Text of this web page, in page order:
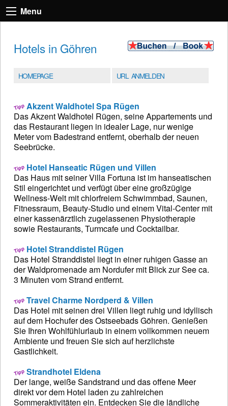
Menu
Hotels in Göhren
HOMEPAGE URL ANMELDEN
Akzent Waldhotel Spa Rügen
Das Akzent Waldhotel Rügen, seine Appartements und
das Restaurant liegen in idealer Lage, nur wenige
Meter vom Badestrand entfernt, oberhalb der neuen
Seebrücke.
Hotel Hanseatic Rügen und Villen
Das Haus mit seiner Villa Fortuna ist im hanseatischen
Stil eingerichtet und verfügt über eine großzügige
Wellness-Welt mit chlorfreiem Schwimmbad, Saunen,
Fitnessraum, Beauty-Studio und einem Vital-Center mit
einer kassenärztlich zugelassenen Physiotherapie
sowie Restaurants, Turmcafe und Cocktailbar.
Hotel Stranddistel Rügen
Das Hotel Stranddistel liegt in einer ruhigen Gasse an
der Waldpromenade am Nordufer mit Blick zur See ca.
3 Minuten vom Strand entfernt.
Travel Charme Nordperd & Villen
Das Hotel mit seinen drei Villen liegt ruhig und idyllisch
auf dem Hochufer des Ostseebads Göhren. Genießen
Sie Ihren Wohlfühlurlaub in einem vollkommen neuem
Ambiente und freuen Sie sich auf herzlichste
Gastlichkeit.
Strandhotel Eldena
Der lange, weiße Sandstrand und das offene Meer
direkt vor dem Hotel laden zu zahlreichen
Sommeraktivitäten ein. Entdecken Sie die ländliche